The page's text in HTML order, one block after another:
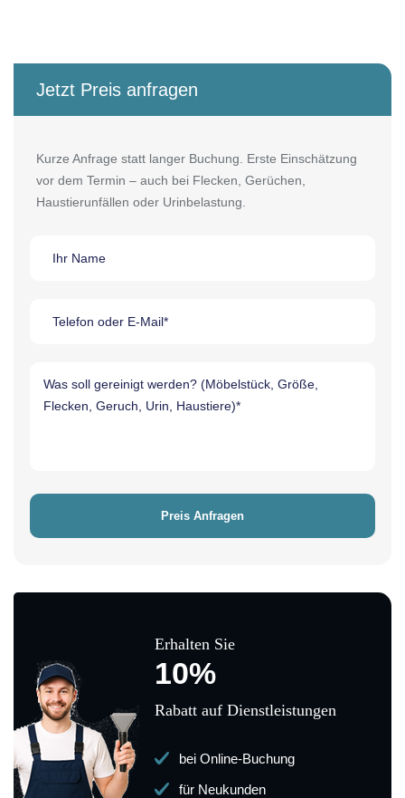
Jetzt Preis anfragen
Kurze Anfrage statt langer Buchung. Erste Einschätzung
vor dem Termin – auch bei Flecken, Gerüchen,
Haustierunfällen oder Urinbelastung.
Erhalten Sie
10%
Rabatt auf Dienstleistungen
bei Online-Buchung
für Neukunden